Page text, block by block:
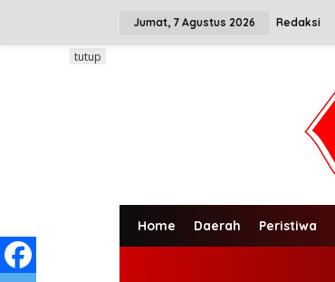
Jumat, 7 Agustus 2026 Redaksi
Home Daerah Peristiwa
tutup